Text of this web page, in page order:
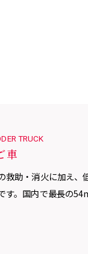
TRUCK
車
救助・消火に加え、
す。国内で最長の